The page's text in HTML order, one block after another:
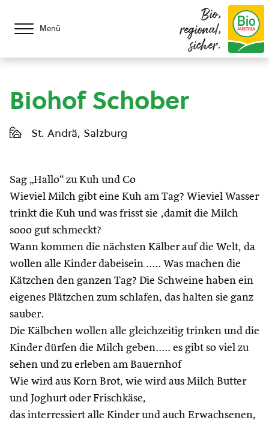
Menü
Bio,
regional,
sicher.
Biohof Schober
St. Andrä, Salzburg
Sag „Hallo“ zu Kuh und Co
Wieviel Milch gibt eine Kuh am Tag? Wieviel Wasser
trinkt die Kuh und was frisst sie ,damit die Milch
sooo gut schmeckt?
Wann kommen die nächsten Kälber auf die Welt, da
wollen alle Kinder dabeisein ….. Was machen die
Kätzchen den ganzen Tag? Die Schweine haben ein
eigenes Plätzchen zum schlafen, das halten sie ganz
sauber.
Die Kälbchen wollen alle gleichzeitig trinken und die
Kinder dürfen die Milch geben….. es gibt so viel zu
sehen und zu erleben am Bauernhof
Wie wird aus Korn Brot, wie wird aus Milch Butter
und Joghurt oder Frischkäse,
das interressiert alle Kinder und auch Erwachsenen,